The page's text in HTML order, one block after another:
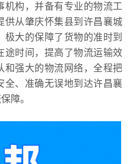
机构，并备有专业的物流工
供从肇庆怀集县到许昌襄城
大的保障了货物的准时到
途时间，提高了物流运输效
和强大的物流网络，全程把
全、准确无误地到达许昌襄
障。